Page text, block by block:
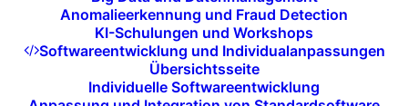
Anomalieerkennung und Fraud Detection
KI-Schulungen und Workshops
Softwareentwicklung und Individualanpassungen
Übersichtsseite
Individuelle Softwareentwicklung
Die Auswahl der richtigen
Videokonferenzlösung ist entscheidend,
um Kommunikation nahtlos und effizient zu